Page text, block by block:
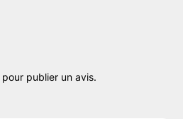
pour publier un avis.